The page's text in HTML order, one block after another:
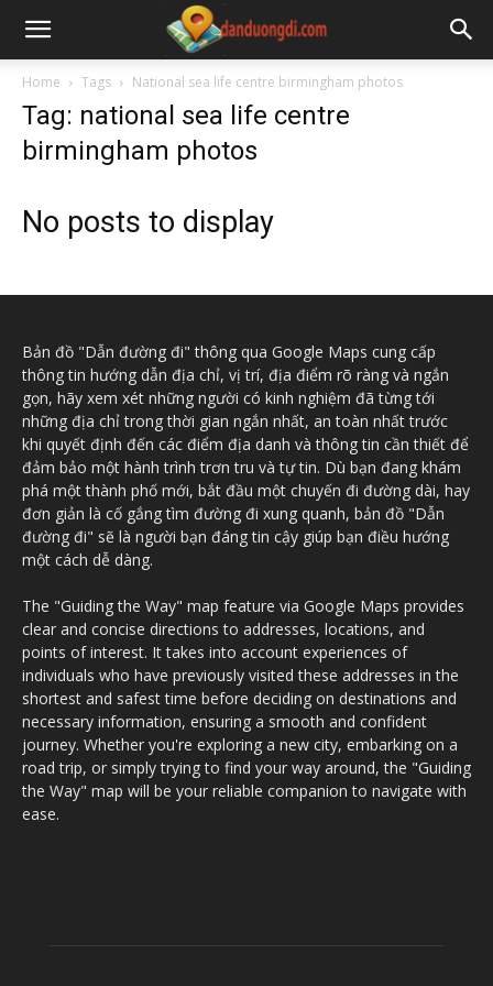
Home Tags National sea life centre birmingham photos
Tag: national sea life centre
birmingham photos
No posts to display
Bản đồ "Dẫn đường đi" thông qua Google Maps cung cấp
thông tin hướng dẫn địa chỉ, vị trí, địa điểm rõ ràng và ngắn
gọn, hãy xem xét những người có kinh nghiệm đã từng tới
những địa chỉ trong thời gian ngắn nhất, an toàn nhất trước
khi quyết định đến các điểm địa danh và thông tin cần thiết để
đảm bảo một hành trình trơn tru và tự tin. Dù bạn đang khám
phá một thành phố mới, bắt đầu một chuyến đi đường dài, hay
đơn giản là cố gắng tìm đường đi xung quanh, bản đồ "Dẫn
đường đi" sẽ là người bạn đáng tin cậy giúp bạn điều hướng
một cách dễ dàng.
The "Guiding the Way" map feature via Google Maps provides
clear and concise directions to addresses, locations, and
points of interest. It takes into account experiences of
individuals who have previously visited these addresses in the
shortest and safest time before deciding on destinations and
necessary information, ensuring a smooth and confident
journey. Whether you're exploring a new city, embarking on a
road trip, or simply trying to find your way around, the "Guiding
the Way" map will be your reliable companion to navigate with
ease.